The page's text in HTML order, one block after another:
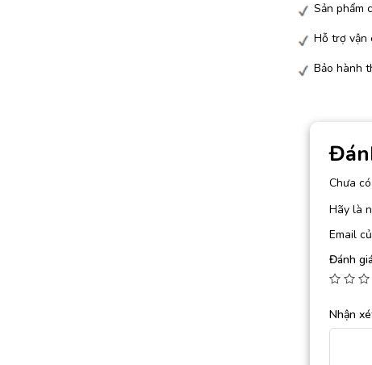
Sản phẩm
Hỗ trợ vận
Bảo hành
Chưa
Hãy là
Email
Đánh
Nhận